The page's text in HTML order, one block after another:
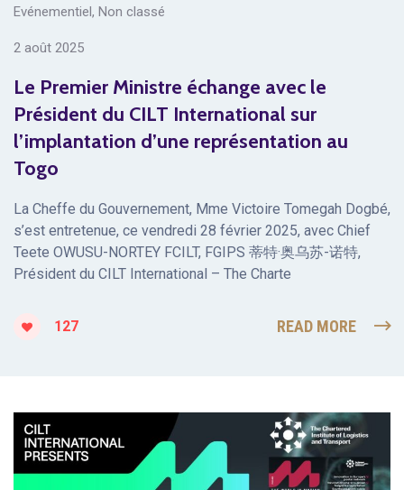
Evénementiel, Non classé
2 août 2025
Le Premier Ministre échange avec le
Président du CILT International sur
l’implantation d’une représentation au
Togo
La Cheffe du Gouvernement, Mme Victoire Tomegah Dogbé,
s’est entretenue, ce vendredi 28 février 2025, avec Chief
Teete OWUSU-NORTEY FCILT, FGIPS 蒂特·奥乌苏-诺特,
Président du CILT International – The Charte
127 READ MORE